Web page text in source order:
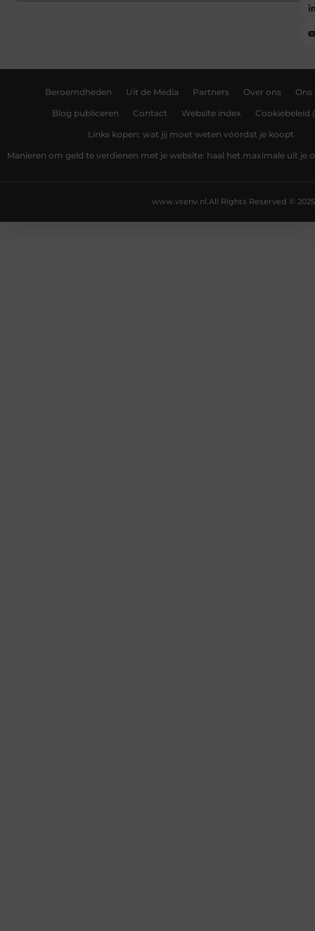
Beroemdheden Uit de Media Partners Over ons Ons
Blog publiceren Contact Website index Cookiebeleid
Links kopen: wat jij moet weten vóórdat je koopt
Manieren om geld te verdienen met je website: haal het maximale uit je
All Rights Reserved © 2025
www.vsenv.nl.